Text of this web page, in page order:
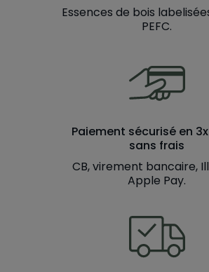
Essences de bois
PEFC.
Paiement sécurisé en
sans frais
CB, virement bancaire,
Apple Pay.